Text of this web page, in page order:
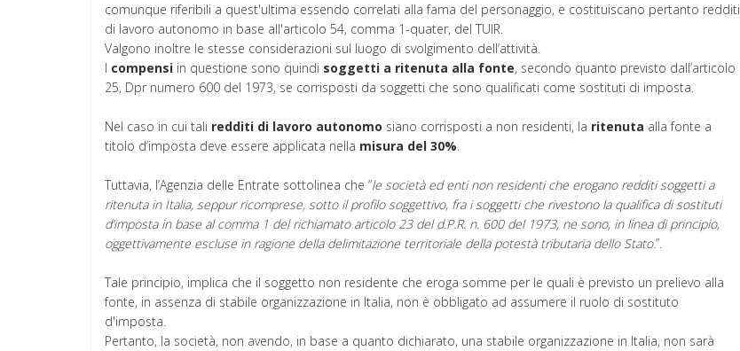
comunque riferibili a quest'ultima essendo correlati alla fama del personaggio, e costituiscano pertanto redditi
di lavoro autonomo in base all'articolo 54, comma 1-quater, del TUIR.
Valgono inoltre le stesse considerazioni sul luogo di svolgimento dell’attività.
I compensi in questione sono quindi soggetti a ritenuta alla fonte, secondo quanto previsto dall’articolo
25, Dpr numero 600 del 1973, se corrisposti da soggetti che sono qualificati come sostituti di imposta.
Nel caso in cui tali redditi di lavoro autonomo siano corrisposti a non residenti, la ritenuta alla fonte a
titolo d’imposta deve essere applicata nella misura del 30%.
Tuttavia, l’Agenzia delle Entrate sottolinea che “le società ed enti non residenti che erogano redditi soggetti a
ritenuta in Italia, seppur ricomprese, sotto il profilo soggettivo, fra i soggetti che rivestono la qualifica di sostituti
d’imposta in base al comma 1 del richiamato articolo 23 del d.P.R. n. 600 del 1973, ne sono, in linea di principio,
oggettivamente escluse in ragione della delimitazione territoriale della potestà tributaria dello Stato.”.
Tale principio, implica che il soggetto non residente che eroga somme per le quali è previsto un prelievo alla
fonte, in assenza di stabile organizzazione in Italia, non è obbligato ad assumere il ruolo di sostituto
d'imposta.
Pertanto, la società, non avendo, in base a quanto dichiarato, una stabile organizzazione in Italia, non sarà